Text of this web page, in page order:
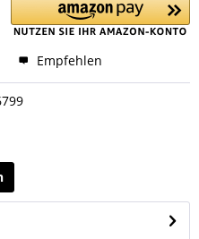
Empfehlen